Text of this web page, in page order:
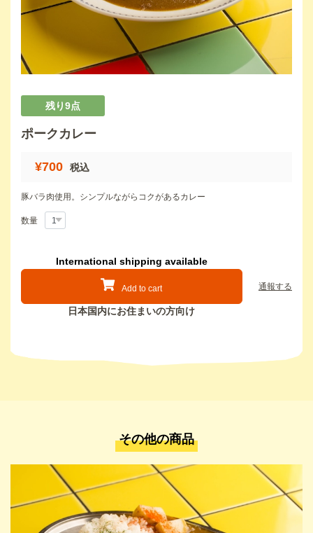
残り9点
ポークカレー
¥700 税込
豚バラ肉使用。シンプルながらコクがあるカレー
数量
International shipping available
Add to cart
日本国内にお住まいの方向け
通報する
その他の商品